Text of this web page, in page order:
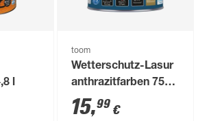
l
toom
Wetterschutz-Lasur
anthrazitfarben 750
ml
15,99 €